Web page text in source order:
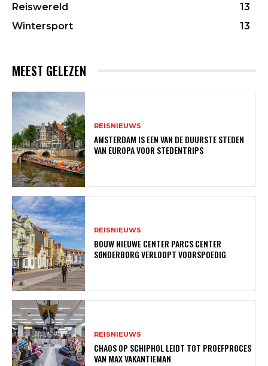
Reiswereld
13
Wintersport
13
MEEST GELEZEN
REISNIEUWS
AMSTERDAM IS EEN VAN DE DUURSTE STEDEN
VAN EUROPA VOOR STEDENTRIPS
REISNIEUWS
BOUW NIEUWE CENTER PARCS CENTER
SØNDERBORG VERLOOPT VOORSPOEDIG
REISNIEUWS
CHAOS OP SCHIPHOL LEIDT TOT PROEFPROCES
VAN MAX VAKANTIEMAN